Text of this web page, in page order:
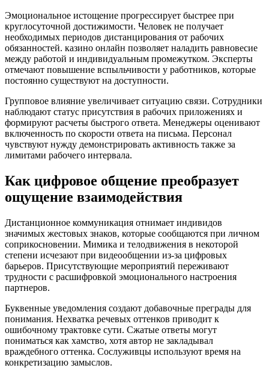
Эмоциональное истощение прогрессирует быстрее при
круглосуточной достижимости. Человек не получает
необходимых периодов дистанцирования от рабочих
обязанностей. казино онлайн позволяет наладить равновесие
между работой и индивидуальным промежутком. Эксперты
отмечают повышение вспыльчивости у работников, которые
постоянно существуют на доступности.
Групповое влияние увеличивает ситуацию связи. Сотрудники
наблюдают статус присутствия в рабочих приложениях и
формируют расчеты быстрого ответа. Менеджеры оценивают
включенность по скорости ответа на письма. Персонал
чувствуют нужду демонстрировать активность также за
лимитами рабочего интервала.
Как цифровое общение преобразует
ощущение взаимодействия
Дистанционное коммуникация отнимает индивидов
значимых жестовых знаков, которые сообщаются при личном
соприкосновении. Мимика и телодвижения в некоторой
степени исчезают при видеообщении из-за цифровых
барьеров. Присутствующие мероприятий переживают
трудности с расшифровкой эмоционального настроения
партнеров.
Буквенные уведомления создают добавочные преграды для
понимания. Нехватка речевых оттенков приводит к
ошибочному трактовке сути. Сжатые ответы могут
пониматься как хамство, хотя автор не закладывал
враждебного оттенка. Сослуживцы используют время на
конкретизацию замыслов.